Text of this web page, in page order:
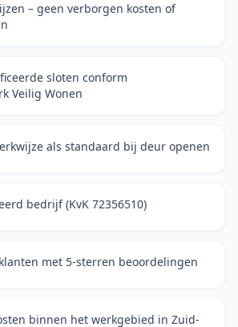
– geen verborgen kosten of
sloten conform
Veilig Wonen
als standaard bij deur openen
bedrijf (KvK 72356510)
met 5-sterren beoordelingen
binnen het werkgebied in Zuid-